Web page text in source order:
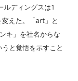
ルディングスは1
えた。「art」と
キ」を社名からな
と覚悟を示すこと